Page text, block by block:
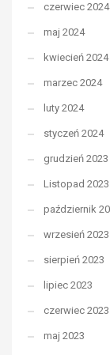
czerwiec 2024
maj 2024
kwiecień 2024
marzec 2024
luty 2024
styczeń 2024
grudzień 2023
Listopad 2023
październik
wrzesień 2023
sierpień 2023
lipiec 2023
czerwiec 2023
maj 2023